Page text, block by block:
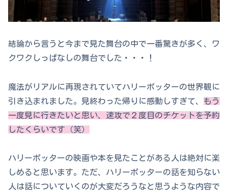
結論から言うと今まで見た舞台の中で一番驚きが多く、ワ
クワクしっぱなしの舞台でした・・・！
魔法がリアルに再現されていてハリーポッターの世界観に
引き込まれました。見終わった帰りに感動しすぎて、 もう
一度見に行きたいと思い、速攻で２度目のチケットを予約
したくらいです（笑）
ハリーポッターの映画や本を見たことがある人は絶対に楽
しめると思います。ただ、ハリーポッターの話を知らない
人は話についていくのが大変だろうなと思うような内容で